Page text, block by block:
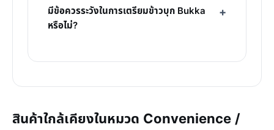
มีข้อควรระวังในการเตรียมข้าวบุก Bukka
หรือไม่?
สินค้าใกล้เคียงในหมวด Convenience /